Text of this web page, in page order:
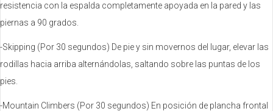
resistencia con la espalda completamente apoyada en la pared y las
piernas a 90 grados.
-Skipping (Por 30 segundos) De pie y sin movernos del lugar, elevar las
rodillas hacia arriba alternándolas, saltando sobre las puntas de los
pies.
-Mountain Climbers (Por 30 segundos) En posición de plancha frontal